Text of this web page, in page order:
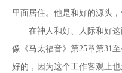
里面居住。他是和好的源头
在神人和好、人际和好
像《马太福音》第25章第31
好的，因为这个工作客观上